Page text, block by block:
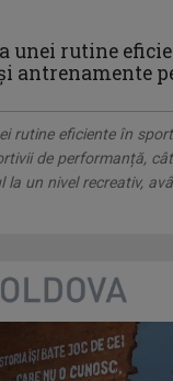
Afiş” de la Iaşi urmăreşte
din diferite domenii
unei rutine
antrenamente
rutine eficiente în
de performanță,
la un nivel recreativ,